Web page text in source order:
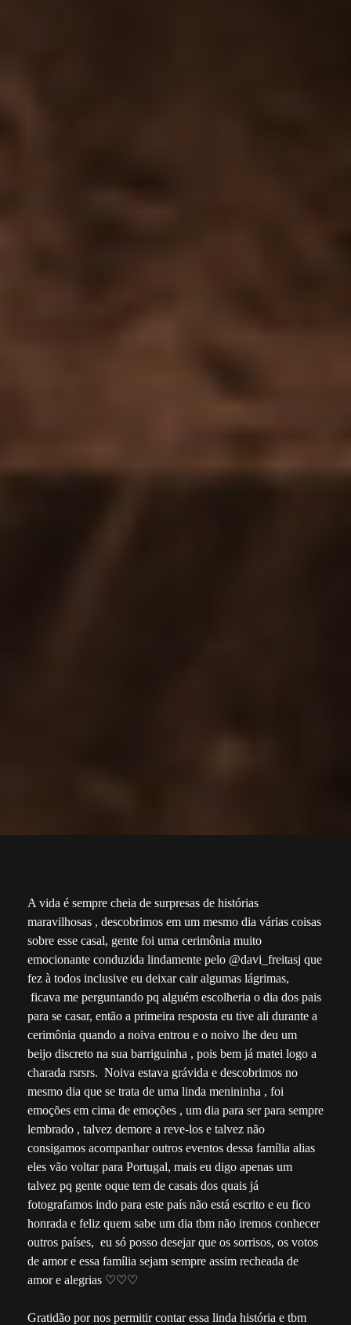
A vida é sempre cheia de surpresas de histórias
maravilhosas , descobrimos em um mesmo dia várias coisas
sobre esse casal, gente foi uma cerimônia muito
emocionante conduzida lindamente pelo @davi_freitasj que
fez à todos inclusive eu deixar cair algumas lágrimas,
ficava me perguntando pq alguém escolheria o dia dos pais
para se casar, então a primeira resposta eu tive ali durante a
cerimônia quando a noiva entrou e o noivo lhe deu um
beijo discreto na sua barriguinha , pois bem já matei logo a
charada rsrsrs. Noiva estava grávida e descobrimos no
mesmo dia que se trata de uma linda menininha , foi
emoções em cima de emoções , um dia para ser para sempre
lembrado , talvez demore a reve-los e talvez não
consigamos acompanhar outros eventos dessa família alias
eles vão voltar para Portugal, mais eu digo apenas um
talvez pq gente oque tem de casais dos quais já
fotografamos indo para este país não está escrito e eu fico
honrada e feliz quem sabe um dia tbm não iremos conhecer
outros países, eu só posso desejar que os sorrisos, os votos
de amor e essa família sejam sempre assim recheada de
amor e alegrias ♡♡♡
Gratidão por nos permitir contar essa linda história e tbm